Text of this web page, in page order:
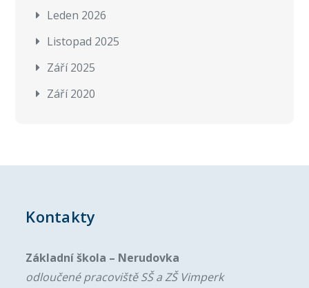
Leden 2026
Listopad 2025
Září 2025
Září 2020
Kontakty
Základní škola – Nerudovka
odloučené pracoviště SŠ a ZŠ Vimperk